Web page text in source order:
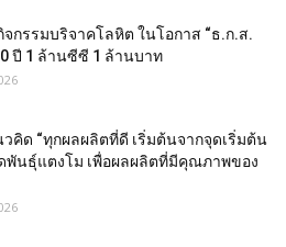
จกรรมบริจาคโลหิต ในโอกาส “ธ.ก.ส.
ปี 1 ล้านซีซี 1 ล้านบาท
วคิด “ทุกผลผลิตที่ดี เริ่มต้นจากจุดเริ่มต้น
พันธุ์แตงโม เพื่อผลผลิตที่มีคุณภาพของ